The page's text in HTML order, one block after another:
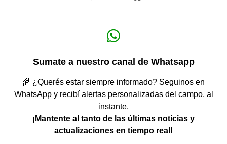
Sumate a nuestro canal de Whatsapp
🌾 ¿Querés estar siempre informado? Seguinos en
WhatsApp y recibí alertas personalizadas del campo, al
instante.
¡Mantente al tanto de las últimas noticias y
actualizaciones en tiempo real!